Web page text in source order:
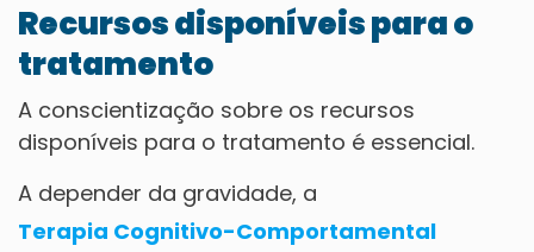
Recursos disponíveis para o
tratamento
A conscientização sobre os recursos
disponíveis para o tratamento é essencial.
A depender da gravidade, a
Terapia Cognitivo-Comportamental